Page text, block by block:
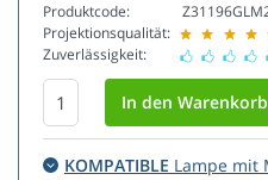
Produktcode:
Projektionsqualität:
Zuverlässigkeit:
KOMPATIBLE Lampe mit